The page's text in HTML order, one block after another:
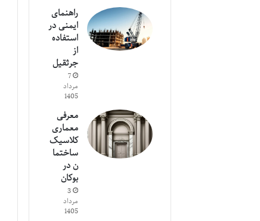
راهنمای
ایمنی در
استفاده
از
جرثقیل
7
مرداد
1405
معرفی
معماری
کلاسیک
ساختما
ن در
بوکان
3
مرداد
1405